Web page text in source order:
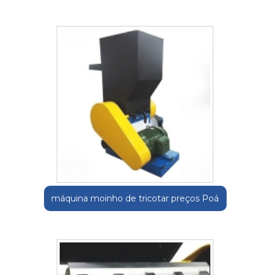
máquina moinho de tricotar preços Poá